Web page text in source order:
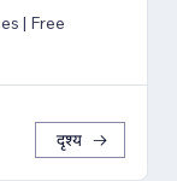
| Free
दृश्य